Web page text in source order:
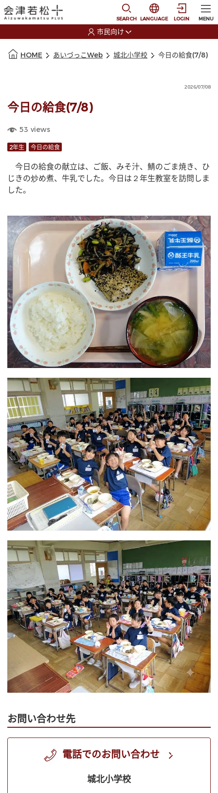
SEARCH
選択すると言語の切
LANGUAGE LOGIN MENU
市民向け
HOME あいづっこWeb 城北小学校 今日の給食(7/8)
2026/07/08
今日の給食(7/8)
53 views
2年生 今日の給食
今日の給食の献立は、ご飯、みそ汁、鯖のごま焼き、ひ
じきの炒め煮、牛乳でした。今日は２年生教室を訪問しま
した。
お問い合わせ先
電話でのお問い合わせ
城北小学校